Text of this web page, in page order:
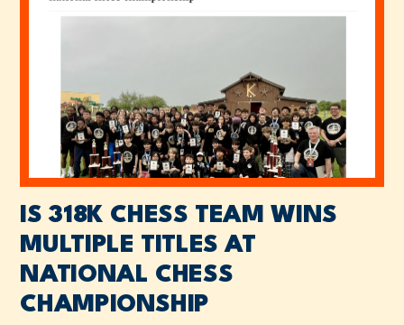
IS 318K CHESS TEAM WINS
MULTIPLE TITLES AT
NATIONAL CHESS
CHAMPIONSHIP